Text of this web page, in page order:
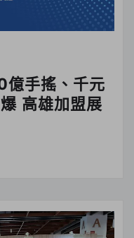
億手搖、千元
高雄加盟展